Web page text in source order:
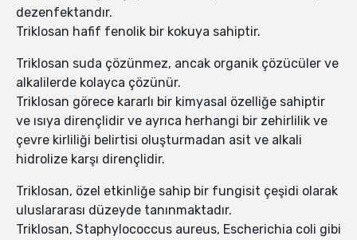
dezenfektandır.
Triklosan hafif fenolik bir kokuya sahiptir.
Triklosan suda çözünmez, ancak organik çözücüler ve
alkalilerde kolayca çözünür.
Triklosan görece kararlı bir kimyasal özelliğe sahiptir
ve ısıya dirençlidir ve ayrıca herhangi bir zehirlilik ve
çevre kirliliği belirtisi oluşturmadan asit ve alkali
hidrolize karşı dirençlidir.
Triklosan, özel etkinliğe sahip bir fungisit çeşidi olarak
uluslararası düzeyde tanınmaktadır.
Triklosan, Staphylococcus aureus, Escherichia coli gibi